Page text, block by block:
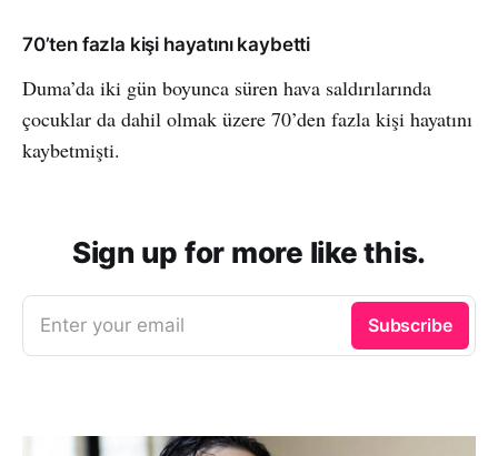
70’ten fazla kişi hayatını kaybetti
Duma’da iki gün boyunca süren hava saldırılarında
çocuklar da dahil olmak üzere 70’den fazla kişi hayatını
kaybetmişti.
Sign up for more like this.
Enter your email Subscribe